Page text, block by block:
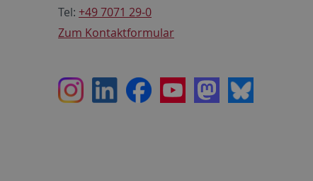
Tel: +49 7071 29-0
Zum Kontaktformular
InstagramLinkedInFacebookYoutubeMastodon
Bluesky